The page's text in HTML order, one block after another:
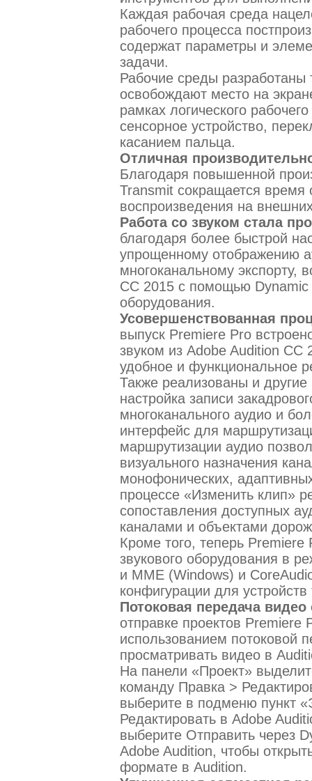
Каждая рабочая среда
рабочего процесса
содержат параметры и
задачи.
Рабочие среды разработаны
освобождают место на
рамках логического
сенсорное устройство,
касанием пальца.
Отличная
Благодаря повышенной
Transmit сокращается время
воспроизведения на
Работа со звуком стала
благодаря более быстрой
упрощенному отображению
многоканальному экспорту,
CC 2015 с помощью Dynamic
оборудования.
Усовершенствованная
выпуск Premiere Pro
звуком из Adobe Audition CC
удобное и функциональное
Также реализованы и
настройка записи
многоканального аудио и
интерфейс для
маршрутизации аудио
визуального назначения
монофонических,
процессе «Изменить клип»
сопоставления доступных
каналами и объектами
Кроме того, теперь
звукового оборудования в
и MME (Windows) и
конфигурации для устройств
Потоковая передача
отправке проектов Premiere
использованием потоковой
просматривать видео в
На панели «Проект»
команду Правка >
выберите в подменю пункт
Редактировать в Adobe
выберите Отправить через
Adobe Audition, чтобы
формате в Audition.